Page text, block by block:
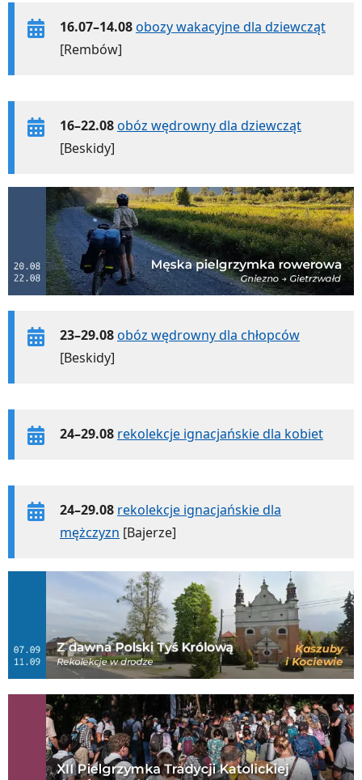
16.07–14.08obozy wakacyjne dla dziewcząt
[Rembów]
16–22.08obóz wędrowny dla dziewcząt
[Beskidy]
23–29.08obóz wędrowny dla chłopców
[Beskidy]
24–29.08 rekolekcje ignacjańskie dla kobiet
24–29.08 rekolekcje ignacjańskie dla
mężczyzn [Bajerze]